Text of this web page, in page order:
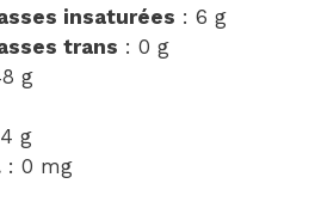
insaturées : 6 g
trans : 0 g
g
g
: 0 mg